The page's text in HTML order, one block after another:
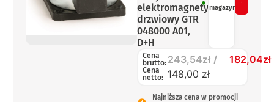
elektromagnetyczny
drzwiowy GTR
048000 A01,
D+H
magazynie
Cena
brutto:243,54zł 182,04zł
Cena
netto: 148,00 zł
Najniższa cena w promocji